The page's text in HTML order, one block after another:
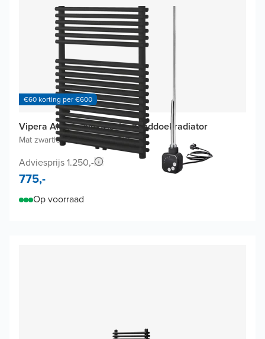
€60 korting per €600
Vipera Alegria elektrische handdoekradiator
Mat zwart|60 x 180 cm|1.500W
Adviesprijs 1.250,-
775,-
Op voorraad